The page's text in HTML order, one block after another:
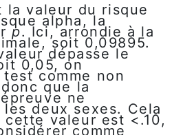
la valeur du risque
alpha, la
p. Ici, arrondie à la
soit 0,09895.
dépasse le
0,05, on
comme non
que la
ne
deux sexes. Cela
valeur est <.10,
comme